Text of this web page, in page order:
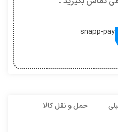
snapp-pay
حمل و نقل کالا